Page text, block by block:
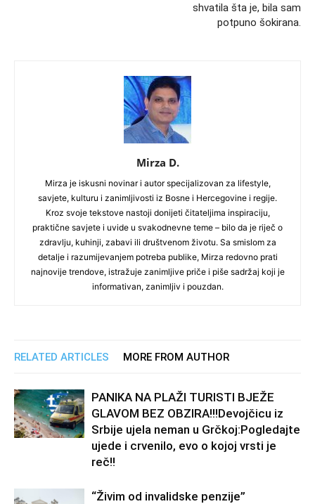
shvatila šta je, bila sam
potpuno šokirana.
Mirza D.
Mirza je iskusni novinar i autor specijalizovan za lifestyle,
savjete, kulturu i zanimljivosti iz Bosne i Hercegovine i regije.
Kroz svoje tekstove nastoji donijeti čitateljima inspiraciju,
praktične savjete i uvide u svakodnevne teme – bilo da je riječ o
zdravlju, kuhinji, zabavi ili društvenom životu. Sa smislom za
detalje i razumijevanjem potreba publike, Mirza redovno prati
najnovije trendove, istražuje zanimljive priče i piše sadržaj koji je
informativan, zanimljiv i pouzdan.
RELATED ARTICLES MORE FROM AUTHOR
PANIKA NA PLAŽI TURISTI BJEŽE
GLAVOM BEZ OBZIRA!!!Devojčicu iz
Srbije ujela neman u Grčkoj:Pogledajte
ujede i crvenilo, evo o kojoj vrsti je
reč!!
“Živim od invalidske penzije”